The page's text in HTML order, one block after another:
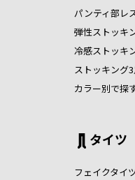
パンティ部レ
弾性ストッキ
冷感ストッキ
ストッキング
カラー別で探
タイツ
フェイクタイ